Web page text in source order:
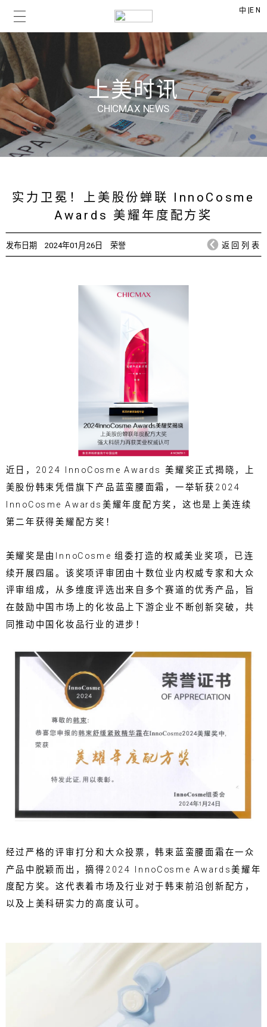
中 |EN
上美时讯
CHICMAX NEWS
实力卫冕！上美股份蝉联 InnoCosme
Awards 美耀年度配方奖
发布日期 2024年01月26日 荣誉 返回列表
近日，2024 InnoCosme Awards 美耀奖正式揭晓，上
美股份韩束凭借旗下产品蓝蛮腰面霜，一举斩获2024
InnoCosme Awards美耀年度配方奖，这也是上美连续
第二年获得美耀配方奖 ！
美耀奖是由InnoCosme 组委打造的权威美业奖项，已连
续开展四届。该奖项评审团由十数位业内权威专家和大众
评审组成，从多维度评选出来自多个赛道的优秀产品，旨
在鼓励中国市场上的化妆品上下游企业不断创新突破，共
同推动中国化妆品行业的进步！
经过严格的评审打分和大众投票，韩束蓝蛮腰面霜在一众
产品中脱颖而出，摘得2024 InnoCosme Awards美耀年
度配方奖。这代表着市场及行业对于韩束前沿创新配方，
以及上美科研实力的高度认可。